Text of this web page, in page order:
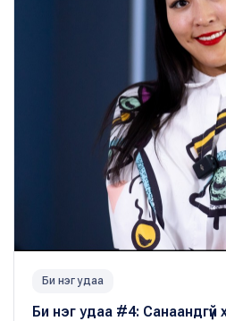
Би нэг удаа
Би нэг удаа #4: Санаандгүй